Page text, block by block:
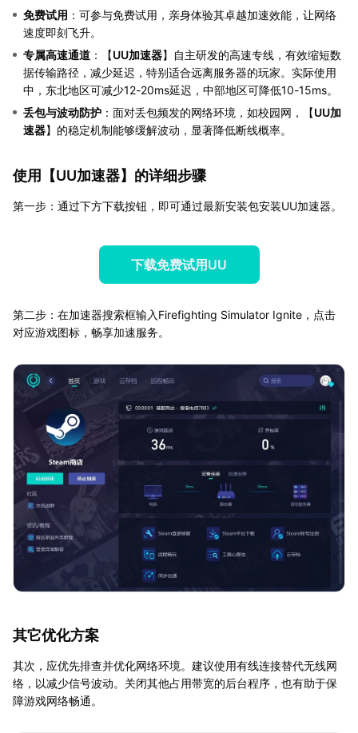
免费试用 ：可参与免费试用，亲身体验其卓越加速效能，让网络
速度即刻飞升。
专属高速通道 ：【UU加速器】自主研发的高速专线，有效缩短数
据传输路径，减少延迟，特别适合远离服务器的玩家。实际使用
中，东北地区可减少12-20ms延迟，中部地区可降低10-15ms。
丢包与波动防护 ：面对丢包频发的网络环境，如校园网，【UU加
速器】的稳定机制能够缓解波动，显著降低断线概率。
使用【UU加速器】的详细步骤
第一步：通过下方下载按钮，即可通过最新安装包安装UU加速器。
下载免费试用UU
第二步：在加速器搜索框输入Firefighting Simulator Ignite，点击
对应游戏图标，畅享加速服务。
其它优化方案
其次，应优先排查并优化网络环境。建议使用有线连接替代无线网
络，以减少信号波动。关闭其他占用带宽的后台程序，也有助于保
障游戏网络畅通。